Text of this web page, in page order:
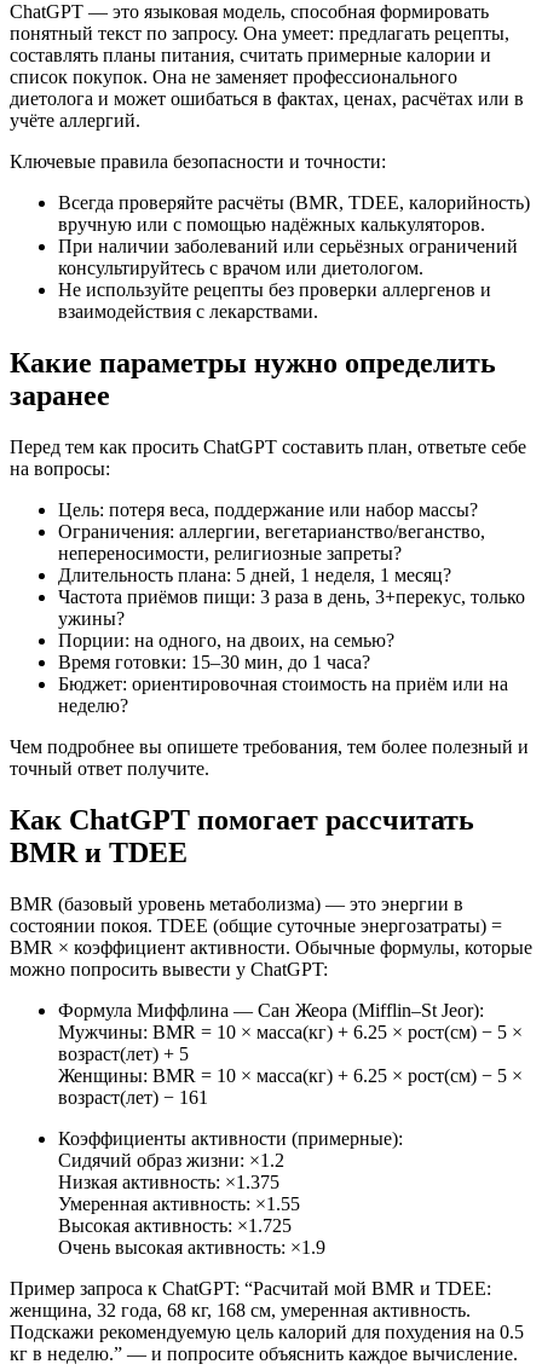
ChatGPT — это языковая модель, способная формировать
понятный текст по запросу. Она умеет: предлагать рецепты,
составлять планы питания, считать примерные калории и
список покупок. Она не заменяет профессионального
диетолога и может ошибаться в фактах, ценах, расчётах или в
учёте аллергий.
Ключевые правила безопасности и точности:
Всегда проверяйте расчёты (BMR, TDEE, калорийность)
вручную или с помощью надёжных калькуляторов.
При наличии заболеваний или серьёзных ограничений
консультируйтесь с врачом или диетологом.
Не используйте рецепты без проверки аллергенов и
взаимодействия с лекарствами.
Какие параметры нужно определить
заранее
Перед тем как просить ChatGPT составить план, ответьте себе
на вопросы:
Цель: потеря веса, поддержание или набор массы?
Ограничения: аллергии, вегетарианство/веганство,
непереносимости, религиозные запреты?
Длительность плана: 5 дней, 1 неделя, 1 месяц?
Частота приёмов пищи: 3 раза в день, 3+перекус, только
ужины?
Порции: на одного, на двоих, на семью?
Время готовки: 15–30 мин, до 1 часа?
Бюджет: ориентировочная стоимость на приём или на
неделю?
Чем подробнее вы опишете требования, тем более полезный и
точный ответ получите.
Как ChatGPT помогает рассчитать
BMR и TDEE
BMR (базовый уровень метаболизма) — это энергии в
состоянии покоя. TDEE (общие суточные энергозатраты) =
BMR × коэффициент активности. Обычные формулы, которые
можно попросить вывести у ChatGPT:
Формула Миффлина — Сан Жеора (Mifflin–St Jeor):
Мужчины: BMR = 10 × масса(кг) + 6.25 × рост(см) − 5 ×
возраст(лет) + 5
Женщины: BMR = 10 × масса(кг) + 6.25 × рост(см) − 5 ×
возраст(лет) − 161
Коэффициенты активности (примерные):
Сидячий образ жизни: ×1.2
Низкая активность: ×1.375
Умеренная активность: ×1.55
Высокая активность: ×1.725
Очень высокая активность: ×1.9
Пример запроса к ChatGPT: “Расчитай мой BMR и TDEE:
женщина, 32 года, 68 кг, 168 см, умеренная активность.
Подскажи рекомендуемую цель калорий для похудения на 0.5
кг в неделю.” — и попросите объяснить каждое вычисление.